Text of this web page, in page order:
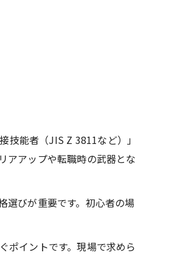
能者（JIS Z 3811など）」
アアップや転職時の武器とな
選びが重要です。初心者の場
ポイントです。現場で求めら